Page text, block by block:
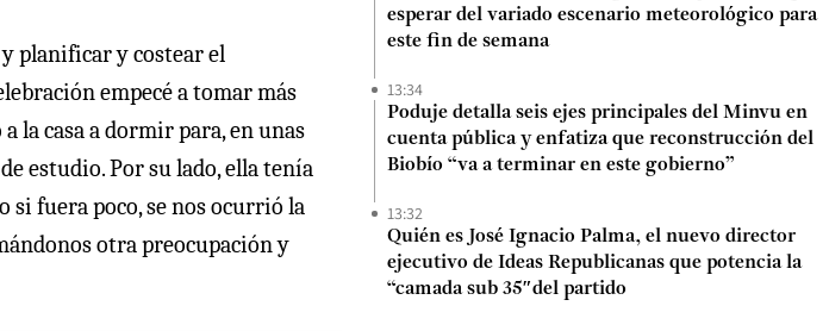
planificar y costear el
empecé a tomar más
la casa a dormir para, en unas
estudio. Por su lado, ella tenía
si fuera poco, se nos ocurrió la
otra preocupación y
esperar del variado escenario meteorológico para
este fin de semana
13:34
Poduje detalla seis ejes principales del Minvu en
cuenta pública y enfatiza que reconstrucción del
Biobío “va a terminar en este gobierno”
13:32
Quién es José Ignacio Palma, el nuevo director
ejecutivo de Ideas Republicanas que potencia la
“camada sub 35″del partido